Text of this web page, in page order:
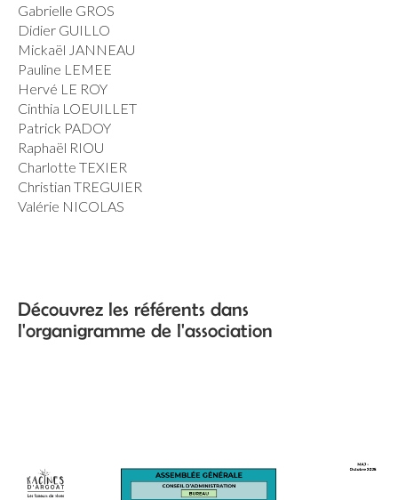
Gabrielle GROS
Didier GUILLO
Mickaël JANNEAU
Pauline LEMEE
Hervé LE ROY
Cinthia LOEUILLET
Patrick PADOY
Raphaël RIOU
Charlotte TEXIER
Christian TREGUIER
Valérie NICOLAS
Découvrez les référents dans
l'organigramme de l'association